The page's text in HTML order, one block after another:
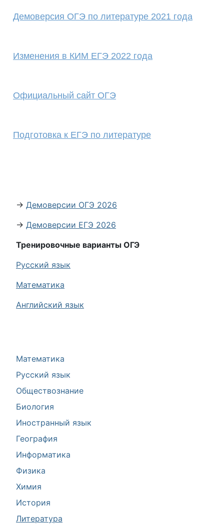
Математика
Русский язык
Обществознание
Биология
Иностранный язык
География
Информатика
Физика
Химия
История
Литература
Демоверсия ОГЭ по литературе 2021 года
Изменения в КИМ ЕГЭ 2022 года
Официальный сайт ОГЭ
Подготовка к ЕГЭ по литературе
→ Демоверсии ОГЭ 2026
→ Демоверсии ЕГЭ 2026
Тренировочные варианты ОГЭ
Русский язык
Математика
Английский язык